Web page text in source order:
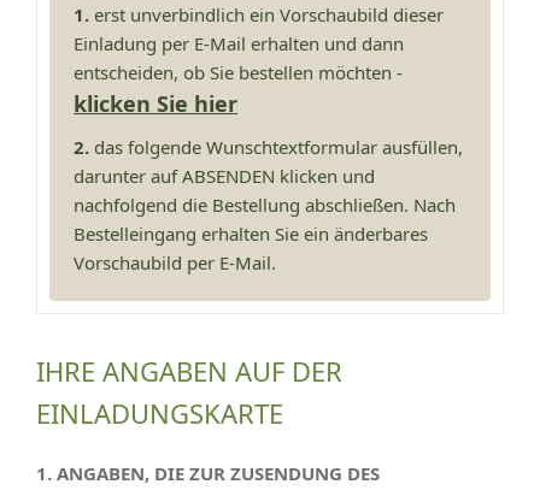
1. erst unverbindlich ein Vorschaubild dieser
Einladung per E-Mail erhalten und dann
entscheiden, ob Sie bestellen möchten -
klicken Sie hier
2. das folgende Wunschtextformular ausfüllen,
darunter auf ABSENDEN klicken und
nachfolgend die Bestellung abschließen. Nach
Bestelleingang erhalten Sie ein änderbares
Vorschaubild per E-Mail.
IHRE ANGABEN AUF DER
EINLADUNGSKARTE
1. ANGABEN, DIE ZUR ZUSENDUNG DES